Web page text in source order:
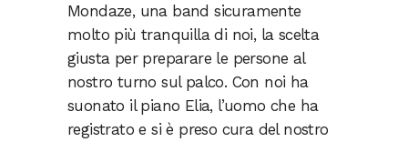
Mondaze, una band sicuramente
molto più tranquilla di noi, la scelta
giusta per preparare le persone al
nostro turno sul palco. Con noi ha
suonato il piano Elia, l’uomo che ha
registrato e si è preso cura del nostro